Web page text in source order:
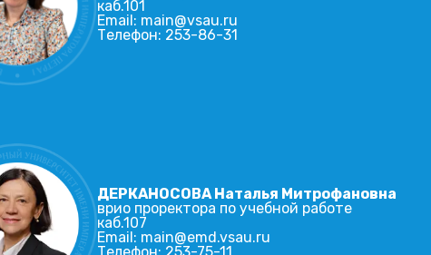
ДЕРКАНОСОВА Наталья Митрофановна
врио проректора по учебной работе
каб.107
Email: main@emd.vsau.ru
Телефон: 253-75-11
каб.101
Email: main@vsau.ru
Телефон: 253-86-31